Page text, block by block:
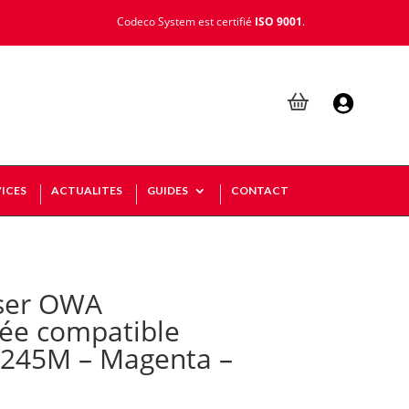
Codeco System est certifié ISO 9001.

ACTUALITES GUIDES CONTACT
OWA
compatible
– Magenta –